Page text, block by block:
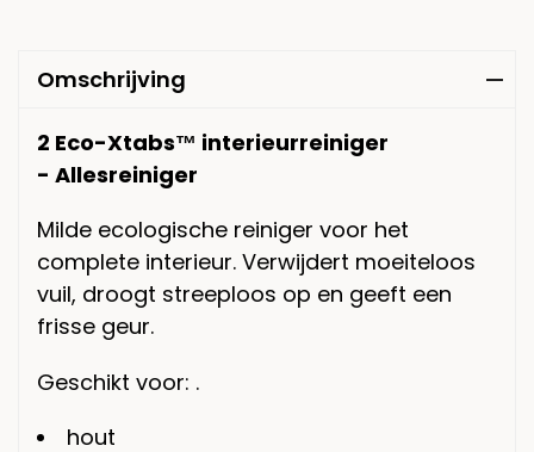
Omschrijving
2 Eco-Xtabs™ interieurreiniger
- Allesreiniger
Milde ecologische reiniger voor het
complete interieur. Verwijdert moeiteloos
vuil, droogt streeploos op en geeft een
frisse geur.
Geschikt voor: .
hout